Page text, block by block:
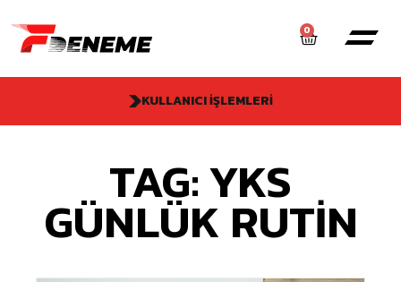
0
KULLANICI İŞLEMLERI
TAG: YKS
GÜNLÜK RUTIN